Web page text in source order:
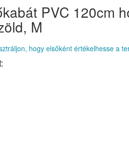
PVC 120cm
M
hogy elsőként értékelhesse a